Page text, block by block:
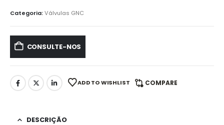
Categoria:Válvulas GNC
CONSULTE-NOS
ADD TO WISHLIST COMPARE
DESCRIÇÃO